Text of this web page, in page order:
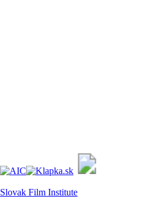
Slovak Film Institute